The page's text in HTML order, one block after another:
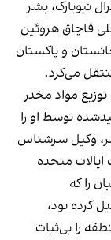
نیویارک، بشر
قاچاق هروئین
و پاکستان
می‌کرد.
شبکه‌ای برای توزیع مواد مخدر
توسط او را
۲۰۰۸، ایوان فیشر، وکیل سرشناس
ایالات متحده
را که
کرده بود،
را بی‌ثبات